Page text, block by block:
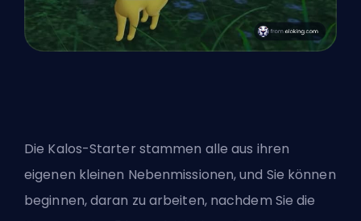
Die Kalos-Starter stammen alle aus ihren
eigenen kleinen Nebenmissionen, und Sie können
beginnen, daran zu arbeiten, nachdem Sie die